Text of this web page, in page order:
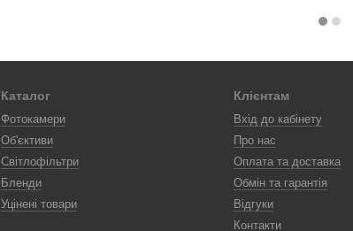
Каталог
Фотокамери
Об'єктиви
Світлофільтри
Бленди
Уцінені товари
Клієнтам
Вхід до кабінету
Про нас
Оплата та доставка
Обмін та гарантія
Відгуки
Контакти